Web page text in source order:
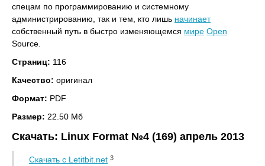
спецам по программированию и системному
администрированию, так и тем, кто лишь начинает
собственный путь в быстро изменяющемся мире Open
Source.
Страниц: 116
Качество: оригинал
Формат: PDF
Размер: 22.50 Мб
Скачать: Linux Format №4 (169) апрель 2013
Скачать с Letitbit.net 3